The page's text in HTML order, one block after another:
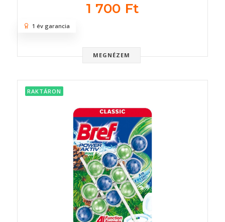
1 700 Ft
MEGNÉZEM
1 év garancia
RAKTÁRON